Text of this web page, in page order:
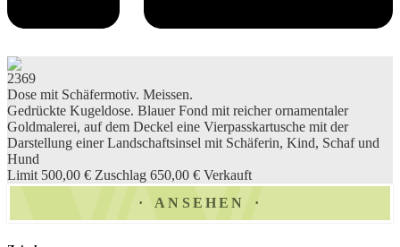
2369
Dose mit Schäfermotiv. Meissen.
Gedrückte Kugeldose. Blauer Fond mit reicher ornamentaler
Goldmalerei, auf dem Deckel eine Vierpasskartusche mit der
Darstellung einer Landschaftsinsel mit Schäferin, Kind, Schaf und
Hund
Limit 500,00 € Zuschlag 650,00 € Verkauft
ANSEHEN